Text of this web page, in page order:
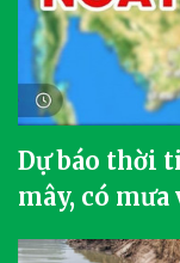
Dự báo thời
mây, có mưa